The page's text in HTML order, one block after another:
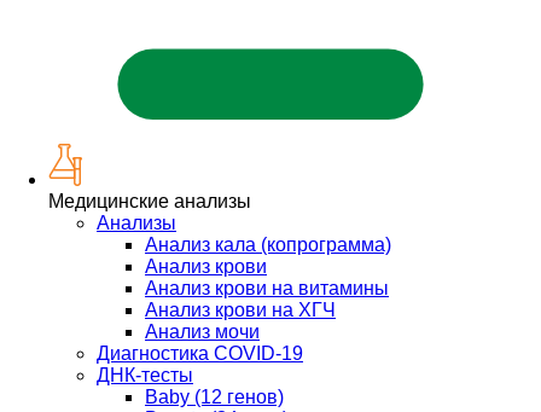
Медицинские анализы
Анализы
Анализ кала (копрограмма)
Анализ крови
Анализ крови на витамины
Анализ крови на ХГЧ
Анализ мочи
Диагностика COVID-19
ДНК-тесты
Baby (12 генов)